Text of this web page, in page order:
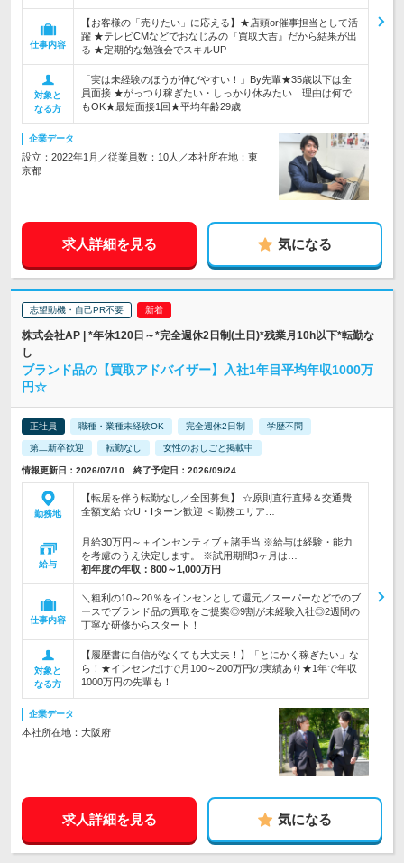
仕事内容
【お客様の「売りたい」に応える】★店頭or催事担当として活
躍 ★テレビCMなどでおなじみの『買取大吉』だから結果が出
る ★定期的な勉強会でスキルUP
対象と
なる方
「実は未経験のほうが伸びやすい！」By先輩★35歳以下は全
員面接 ★がっつり稼ぎたい・しっかり休みたい…理由は何で
もOK★最短面接1回★平均年齢29歳
企業データ
設立：2022年1月／従業員数：10人／本社所在地：東
京都
求人詳細を見る 気になる
志望動機・自己PR不要
株式会社AP | *年休120日～*完全週休2日制(土日)*残業月10h以下*転勤な
し
ブランド品の【買取アドバイザー】入社1年目平均年収1000万
円☆
正社員 職種・業種未経験OK 完全週休2日制 学歴不問
第二新卒歓迎 転勤なし 女性のおしごと掲載中
情報更新日：2026/07/10 終了予定日：2026/09/24
勤務地
【転居を伴う転勤なし／全国募集】 ☆原則直行直帰＆交通費
全額支給 ☆U・Iターン歓迎 ＜勤務エリア…
給与
月給30万円～＋インセンティブ＋諸手当 ※給与は経験・能力
を考慮のうえ決定します。 ※試用期間3ヶ月は…
初年度の年収： 800～1,000万円
仕事内容
＼粗利の10～20％をインセンとして還元／スーパーなどでのブ
ースでブランド品の買取をご提案◎9割が未経験入社◎2週間の
丁寧な研修からスタート！
対象と
なる方
【履歴書に自信がなくても大丈夫！】「とにかく稼ぎたい」な
ら！★インセンだけで月100～200万円の実績あり★1年で年収
1000万円の先輩も！
企業データ
本社所在地：大阪府
求人詳細を見る 気になる